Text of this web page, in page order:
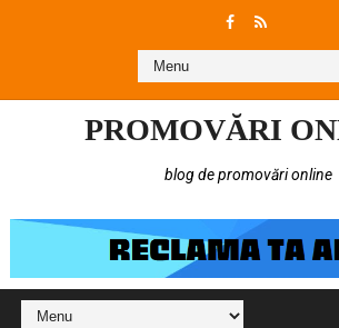
PROMOVĂRI
blog de promovări online